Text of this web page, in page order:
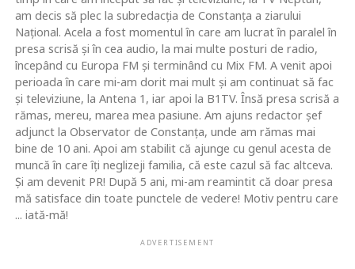
am decis să plec la subredacţia de Constanţa a ziarului
Naţional. Acela a fost momentul în care am lucrat în paralel în
presa scrisă şi în cea audio, la mai multe posturi de radio,
începând cu Europa FM şi terminând cu Mix FM. A venit apoi
perioada în care mi-am dorit mai mult şi am continuat să fac
şi televiziune, la Antena 1, iar apoi la B1TV. Însă presa scrisă a
rămas, mereu, marea mea pasiune. Am ajuns redactor şef
adjunct la Observator de Constanţa, unde am rămas mai
bine de 10 ani. Apoi am stabilit că ajunge cu genul acesta de
muncă în care îţi neglizeji familia, că este cazul să fac altceva.
Şi am devenit PR! După 5 ani, mi-am reamintit că doar presa
mă satisface din toate punctele de vedere! Motiv pentru care
... iată-mă!
ADVERTISEMENT